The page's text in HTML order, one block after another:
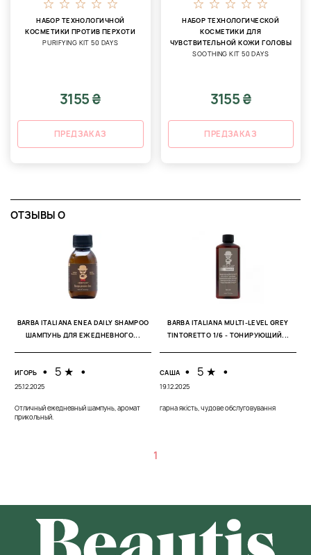
НАБОР ТЕХНОЛОГИЧНОЙ
КОСМЕТИКИ ПРОТИВ ПЕРХОТИ
PURIFYING KIT 50 DAYS
3155 ₴
ПРЕДЗАКАЗ
НАБОР ТЕХНОЛОГИЧЕСКОЙ
КОСМЕТИКИ ДЛЯ
ЧУВСТВИТЕЛЬНОЙ КОЖИ ГОЛОВЫ
SOOTHING KIT 50 DAYS
3155 ₴
ПРЕДЗАКАЗ
ОТЗЫВЫ O
BARBA ITALIANA ENEA DAILY SHAMPOO
ШАМПУНЬ ДЛЯ ЕЖЕДНЕВНОГО...
ИГОРЬ • 5 ★ •
25.12.2025
Отличный ежедневный шампунь, аромат
прикольный.
BARBA ITALIANA MULTI-LEVEL GREY
TINTORETTO 1/6 - ТОНИРУЮЩИЙ...
САША • 5 ★ •
19.12.2025
гарна якість, чудове обслуговування
1